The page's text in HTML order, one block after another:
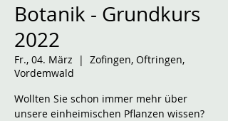
Botanik - Grundkurs
2022
Fr., 04. März
  |
Zofingen, Oftringen,
Vordemwald
Wollten Sie schon immer mehr über
unsere einheimischen Pflanzen wissen?